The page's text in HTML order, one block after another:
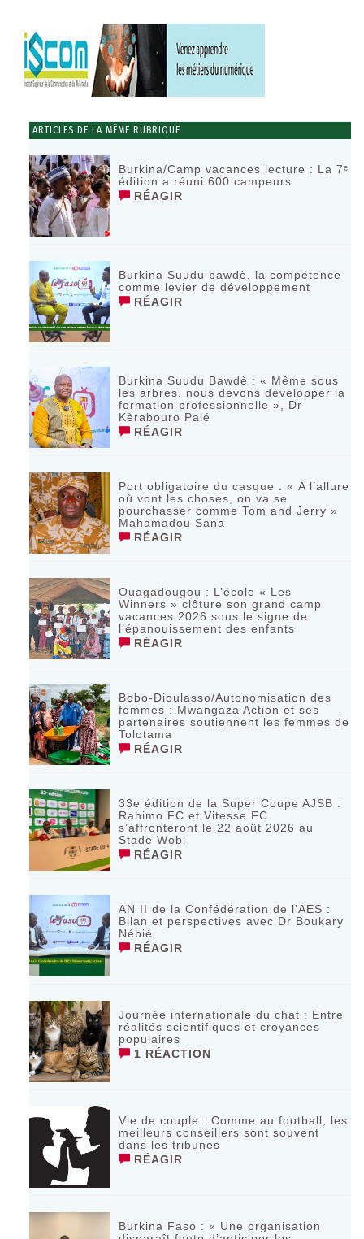
ARTICLES DE LA MÊME RUBRIQUE
Burkina/Camp vacances lecture : La 7ᵉ
édition a réuni 600 campeurs
RÉAGIR
Burkina Suudu bawdè, la compétence
comme levier de développement
RÉAGIR
Burkina Suudu Bawdè : « Même sous
les arbres, nous devons développer la
formation professionnelle », Dr
Kèrabouro Palé
RÉAGIR
Port obligatoire du casque : « A l’allure
où vont les choses, on va se
pourchasser comme Tom and Jerry »
Mahamadou Sana
RÉAGIR
Ouagadougou : L’école « Les
Winners » clôture son grand camp
vacances 2026 sous le signe de
l’épanouissement des enfants
RÉAGIR
Bobo-Dioulasso/Autonomisation des
femmes : Mwangaza Action et ses
partenaires soutiennent les femmes de
Tolotama
RÉAGIR
33e édition de la Super Coupe AJSB :
Rahimo FC et Vitesse FC
s’affronteront le 22 août 2026 au
Stade Wobi
RÉAGIR
AN II de la Confédération de l’AES :
Bilan et perspectives avec Dr Boukary
Nébié
RÉAGIR
Journée internationale du chat : Entre
réalités scientifiques et croyances
populaires
1 RÉACTION
Vie de couple : Comme au football, les
meilleurs conseillers sont souvent
dans les tribunes
RÉAGIR
Burkina Faso : « Une organisation